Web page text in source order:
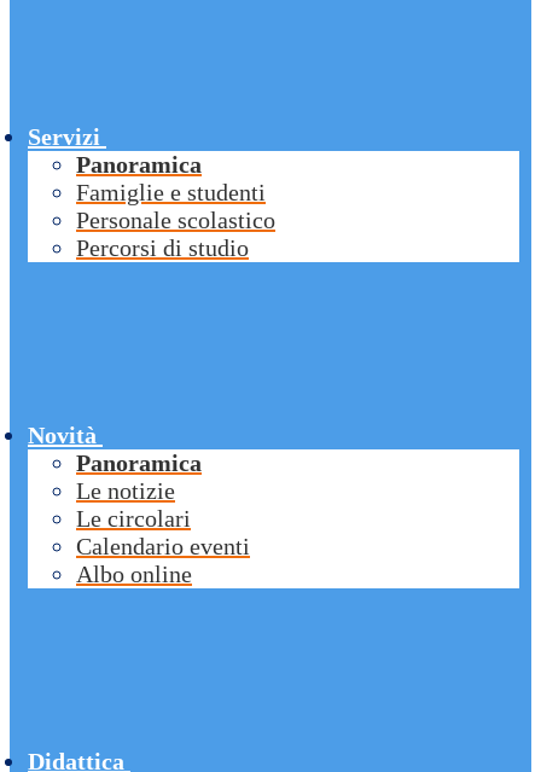
Servizi
Panoramica
Famiglie e studenti
Personale scolastico
Percorsi di studio
Novità
Panoramica
Le notizie
Le circolari
Calendario eventi
Albo online
Didattica